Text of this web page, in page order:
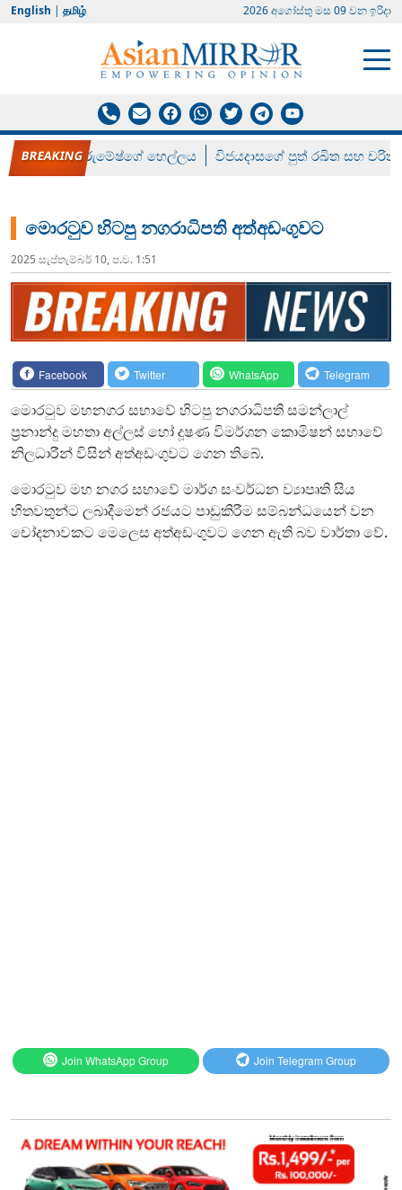
English | தமிழ் 2026 අගෝස්‍තු මස 09 වන ඉරිදා
රන් ගෙනා රුමේෂ්ගේ හෙල්ලය විජයදාසගේ පුත් රඛිත සහ චරිත්
මොරටුව හිටපු නගරාධිපති අත්අඩංගුවට
2025 සැප්‍තැම්‍බර් 10, ප.ව. 1:51
Facebook Twitter WhatsApp Telegram
මොරටුව මහනගර සභාවේ හිටපු නගරාධිපති සමන්ලාල්
ප්‍රනාන්දු මහතා අල්ලස් හෝ දූෂණ විමර්ශන කොමිෂන් සභාවේ
නිලධාරීන් විසින් අත්අඩංගුවට ගෙන තිබේ.
මොරටුව මහ නගර සභාවේ මාර්ග සංවර්ධන ව්‍යාපෘති සිය
හිතවතුන්ට ලබාදීමෙන් රජයට පාඩුකිරීම සම්බන්ධයෙන් වන
චෝදනාවකට මෙලෙස අත්අඩංගුවට ගෙන ඇති බව වාර්තා වේ.
Join WhatsApp Group Join Telegram Group